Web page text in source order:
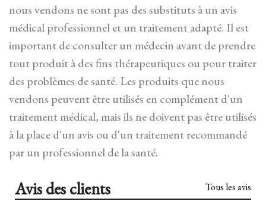
nous vendons ne sont pas des substituts à un avis
médical professionnel et un traitement adapté. Il est
important de consulter un médecin avant de prendre
tout produit à des fins thérapeutiques ou pour traiter
des problèmes de santé. Les produits que nous
vendons peuvent être utilisés en complément d'un
traitement médical, mais ils ne doivent pas être utilisés
à la place d'un avis ou d'un traitement recommandé
par un professionnel de la santé.
Avis des clients Tous les avis